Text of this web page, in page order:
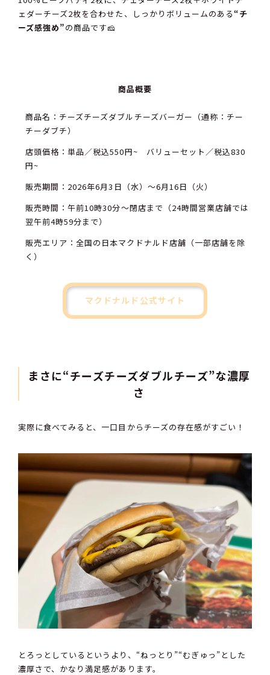
ェダーチーズ2枚を合わせた、しっかりボリュームのある“チ
ーズ感強め”の商品です🧀
商品概要
商品名：チーズチーズダブルチーズバーガー（通称：チー
チーダブチ）
店頭価格：単品／税込550円~ バリューセット／税込830
円~
販売期間：2026年6月3日（水）～6月16日（火）
販売時間：午前10時30分～閉店まで（24時間営業店舗では
翌午前4時59分まで）
販売エリア：全国の日本マクドナルド店舗（一部店舗を除
く）
マクドナルド公式サイト
まさに“チーズチーズダブルチーズ”な濃厚
さ
実際に食べてみると、一口目からチーズの存在感がすごい！
とろっとしているというより、“ねっとり”“むぎゅっ”とした
濃厚さで、かなり満足感があります。